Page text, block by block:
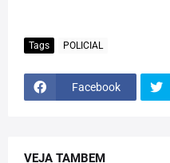
Tags POLICIAL
Facebook
VEJA TAMBEM